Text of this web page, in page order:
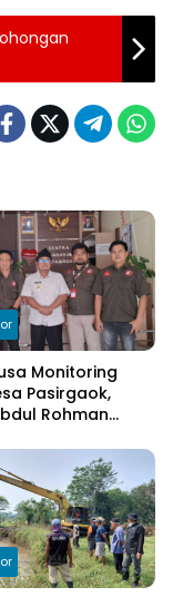
Monitoring
Pasirgaok,
Rohman
Pengelolaan